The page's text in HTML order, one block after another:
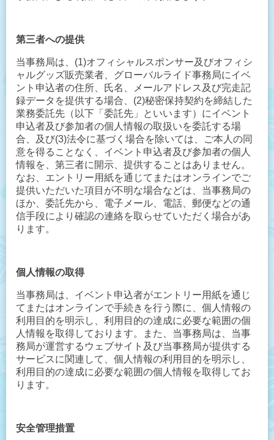
第三者への提供
当事務局は、(1)オフィシャルスポンサー及びオフィシ
ャルグッズ販売業者、グローバルライド事務局にイベ
ント申込者の住所、氏名、メールアドレス及び完走記
録データを提供する場合、 (2)秘密保持契約を締結した
業務委託先（以下「委託先」といいます）にイベント
申込者及び参加者の個人情報の取扱いを委託する場
合 、及び(3)法令に基づく場合を除いては、ご本人の同
意を得ることなく、イベント申込者及び参加者の個人
情報を、第三者に開示、提供することはありません。
なお、エントリー用紙を通じてまたはオンラインでご
提供いただいた項目が不明な場合などは、当事務局の
ほか、委託先から、電子メール、電話、郵便などの通
信手段により確認の連絡を取らせていただく場合があ
ります。
個人情報の取得
当事務局は、イベント申込者がエントリー用紙を通じ
てまたはオンラインで手続きを行う際に、個人情報の
利用目的を明示し、利用目的の達成に必要な範囲の個
人情報を取得しております。また、当事務局は、当事
務局が運営するウェブサイト及び当事務局が提供する
サービスに関連して、個人情報の利用目的を明示し、
利用目的の達成に必要な範囲の個人情報を取得してお
ります。
安全管理措置